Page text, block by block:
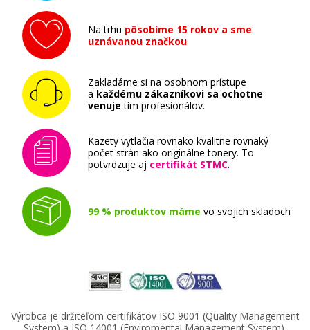
131,90 €
Pridať do košíka
Originálny fotovalec OKI 46507306
(Purpurový fotovalec)
Originální fotoválec
131,90 €
Pridať do košíka
Na trhu pôsobíme 15 rokov a sme
uznávanou značkou
Zakladáme si na osobnom prístupe
a každému zákazníkovi sa ochotne
venuje tím profesionálov.
Kazety vytlačia rovnako kvalitne rovnaký
počet strán ako originálne tonery. To
potvrdzuje aj certifikát STMC.
99 % produktov máme vo svojich skladoch
Výrobca je držiteľom certifikátov ISO 9001 (Quality Management